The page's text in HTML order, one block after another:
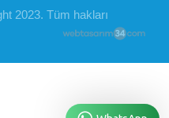
2023. Tüm hakları